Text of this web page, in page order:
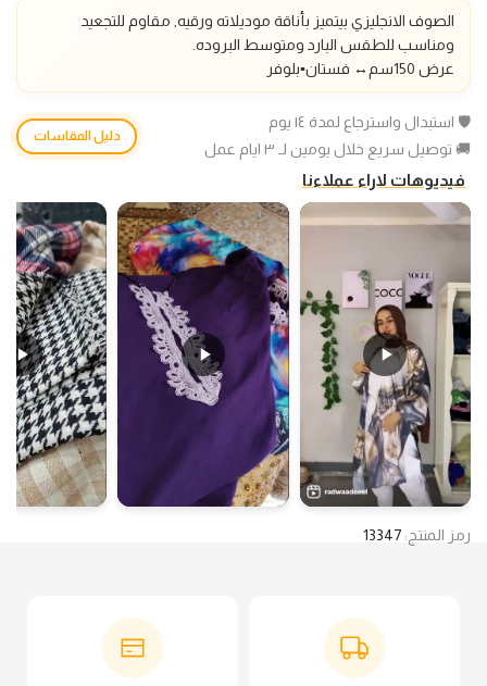
الصوف الانجليزي بيتميز بأناقة موديلاته ورقيه, مقاوم للتجعيد
ومناسب للطقس البارد ومتوسط البروده.
عرض 150سم
↔️ فستان▪️بلوفر
🛡️ استبدال واسترجاع لمدة ١٤ يوم
🚚 توصيل سريع خلال يومين لـ ٣ ايام عمل
دليل المقاسات
فيديوهات لاراء عملاءنا
رمز المنتج: 13347